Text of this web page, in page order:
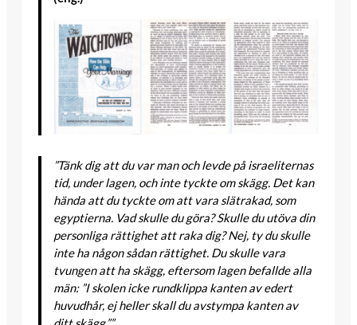
”Tänk dig att du var man och levde på israeliternas
tid, under lagen, och inte tyckte om skägg. Det kan
hända att du tyckte om att vara slätrakad, som
egyptierna. Vad skulle du göra? Skulle du utöva din
personliga rättighet att raka dig? Nej, ty du skulle
inte ha någon sådan rättighet. Du skulle vara
tvungen att ha skägg, eftersom lagen befallde alla
män: ”I skolen icke rundklippa kanten av edert
huvudhår, ej heller skall du avstympa kanten av